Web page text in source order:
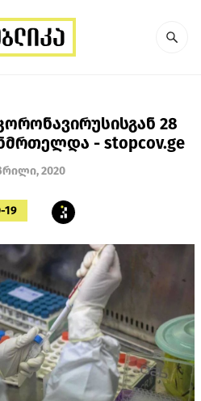
28
- stopcov.ge
2020
19